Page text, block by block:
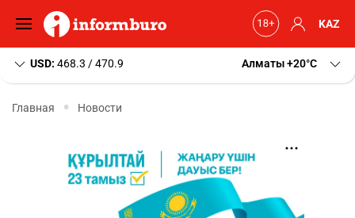
KAZ
USD: 468.3 / 470.9 Алматы+20 C
Главная Новости